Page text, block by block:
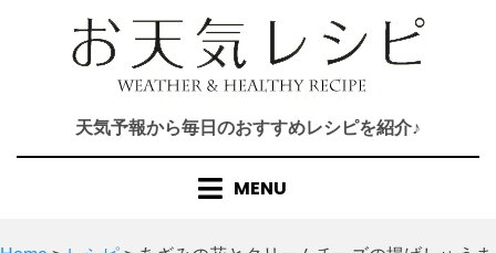
天気予報から毎日のおすすめレシピを紹介♪
MENU